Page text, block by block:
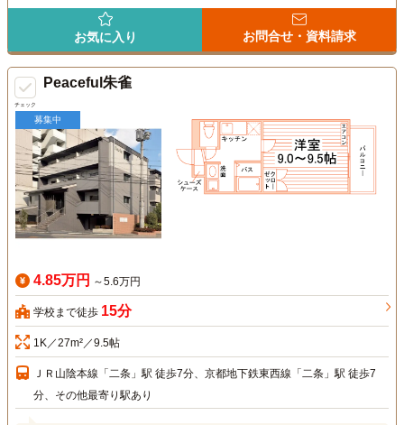
お気に入り お問合せ・資料請求
チェック
Peaceful朱雀
募集中
4.85万円 ～5.6万円
学校まで徒歩 15分
1K／27m²／9.5帖
ＪＲ山陰本線「二条」駅 徒歩7分、京都地下鉄東西線「二条」駅 徒歩7
分、その他最寄り駅あり